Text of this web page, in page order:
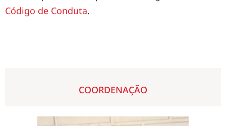
Código de Conduta.
COORDENAÇÃO